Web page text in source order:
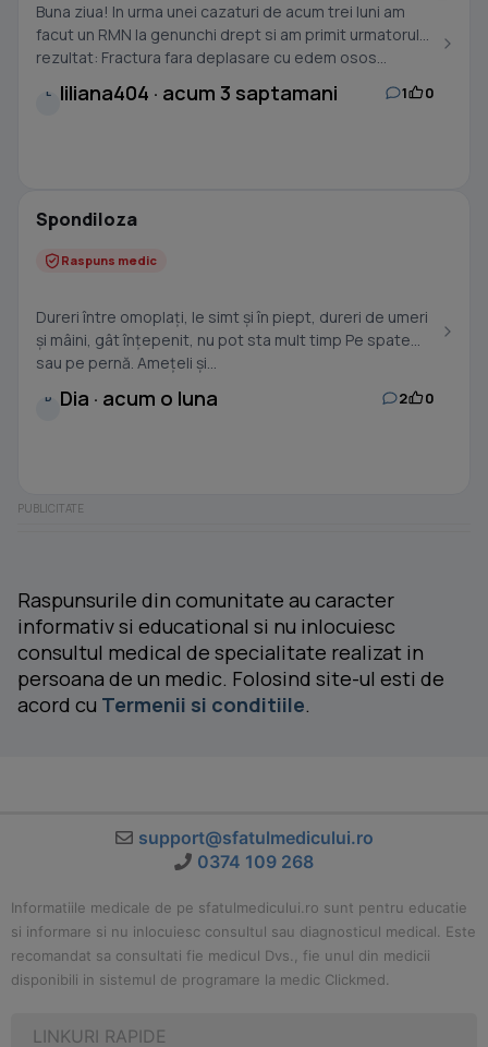
Buna ziua! In urma unei cazaturi de acum trei luni am
facut un RMN la genunchi drept si am primit urmatorul
rezultat: Fractura fara deplasare cu edem osos...
L liliana404 · acum 3 saptamani 1 0
Spondiloza
Raspuns medic
Dureri între omoplați, le simt și în piept, dureri de umeri
și mâini, gât înțepenit, nu pot sta mult timp Pe spate
sau pe pernă. Amețeli și...
D Dia · acum o luna 2 0
Raspunsurile din comunitate au caracter
informativ si educational si nu inlocuiesc
consultul medical de specialitate realizat in
persoana de un medic. Folosind site-ul esti de
acord cu Termenii si conditiile.
support@sfatulmedicului.ro
0374 109 268
Informatiile medicale de pe sfatulmedicului.ro sunt pentru educatie
si informare si nu inlocuiesc consultul sau diagnosticul medical. Este
recomandat sa consultati fie medicul Dvs., fie unul din medicii
disponibili in sistemul de programare la medic Clickmed.
LINKURI RAPIDE